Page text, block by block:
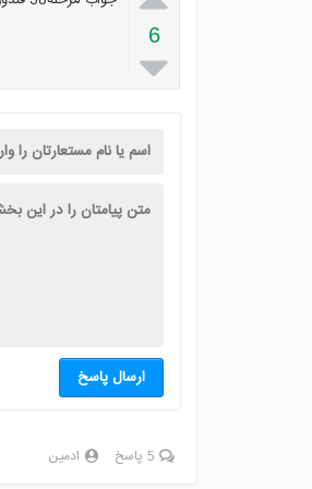
6

ارسال پاسخ
5 پاسخ ادمین